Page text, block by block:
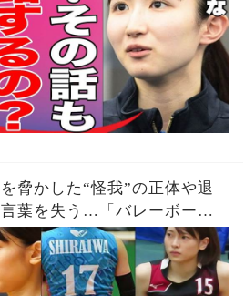
脅かした“怪我”の正体や退
葉を失う…「バレーボー
“熱愛”の真相に驚きを隠せ